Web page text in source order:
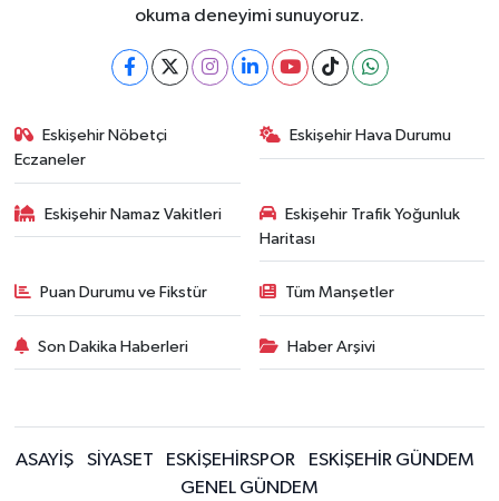
okuma deneyimi sunuyoruz.
Eskişehir Nöbetçi
Eczaneler
Eskişehir Hava Durumu
Eskişehir Namaz Vakitleri
Eskişehir Trafik Yoğunluk
Haritası
Puan Durumu ve Fikstür Tüm Manşetler
Son Dakika Haberleri Haber Arşivi
ASAYİŞ SİYASET ESKİŞEHİRSPOR
ESKİŞEHİR GÜNDEM
GENEL GÜNDEM